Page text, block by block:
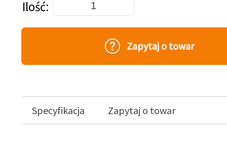
Ilość
Zapytaj o towar
Specyfikacja Zapytaj o towar